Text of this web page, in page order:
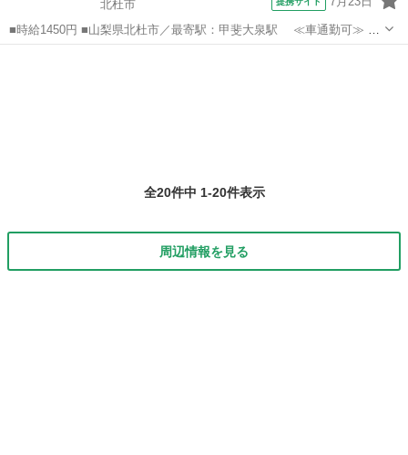
北杜市
■時給1450円 ■山梨県北杜市／最寄駅：甲斐大泉駅 ≪車通勤可≫ ■
派遣社員 ■土日祝休み、車通勤OK、社会保険あり ■《時間相談OK♪》
全20件中 1-20件表示
周辺情報を見る